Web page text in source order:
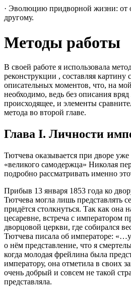
· Эволюцию придворной жизни: от
другому.
Методы работы
В своей работе я использовала
реконструкции , составляя картину
описательных моментов, что, на
необходимо, ведь без описания
происходящее, и элементы
метода во второй главе.
Глава I. Личности
Тютчева оказывается при дворе
«великого самодержца» Николая
подробно рассматривать именно
Прибыв 13 января 1853 года ко
Тютчева могла лишь представлять
придётся столкнуться. Так как она
цесаревне, встреча с императором
дворцовой церкви, где собирался
Тютчева писала об императоре:
о нём представление, что я
когда молодая фрейлина была
императору, она отметила в своих
очень добрый и совсем не такой
представляла.